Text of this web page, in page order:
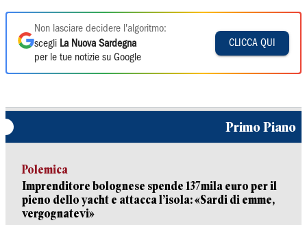
Non lasciare decidere l'algoritmo:
scegli La Nuova Sardegna
per le tue notizie su Google
CLICCA QUI
Primo Piano
Polemica
Imprenditore bolognese spende 137mila euro per il
pieno dello yacht e attacca l’isola: «Sardi di emme,
vergognatevi»